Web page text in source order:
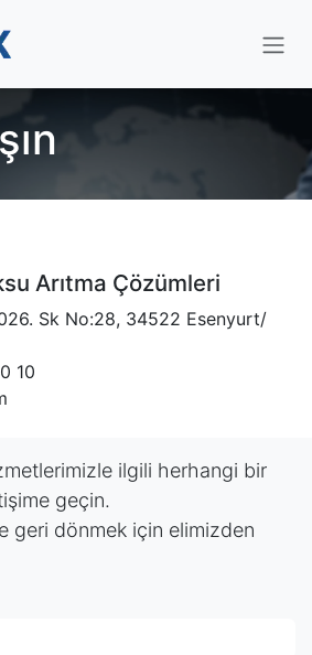
Arıtma Çözümleri
Sk No:28, 34522 Esenyurt/
10
ilgili herhangi bir
geçin.
geri dönmek için elimizden